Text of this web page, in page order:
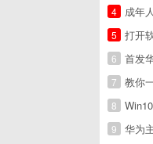
4
成年
5
打开
6
首发
7
教你
8
9
华为